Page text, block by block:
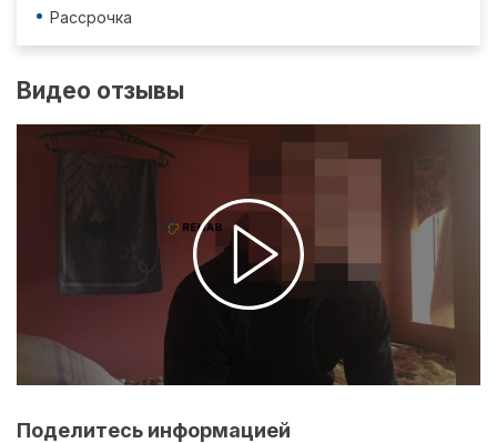
Рассрочка
Видео отзывы
Поделитесь информацией